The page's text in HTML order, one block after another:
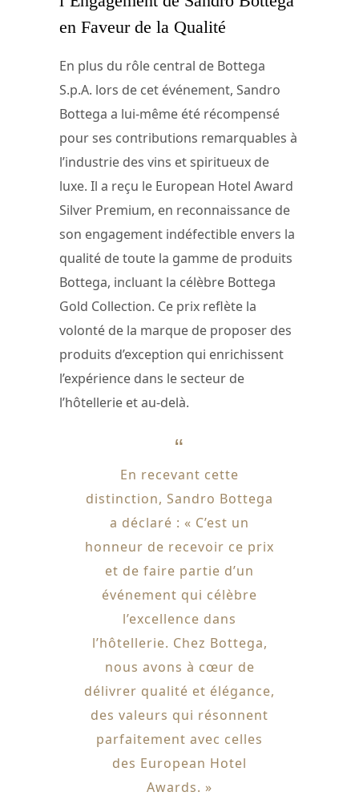
en Faveur de la Qualité
En plus du rôle central de Bottega
S.p.A. lors de cet événement, Sandro
Bottega a lui-même été récompensé
pour ses contributions remarquables à
l’industrie des vins et spiritueux de
luxe. Il a reçu le European Hotel Award
Silver Premium, en reconnaissance de
son engagement indéfectible envers la
qualité de toute la gamme de produits
Bottega, incluant la célèbre Bottega
Gold Collection. Ce prix reflète la
volonté de la marque de proposer des
produits d’exception qui enrichissent
l’expérience dans le secteur de
l’hôtellerie et au-delà.
En recevant cette
distinction, Sandro Bottega
a déclaré : « C’est un
honneur de recevoir ce prix
et de faire partie d’un
événement qui célèbre
l’excellence dans
l’hôtellerie. Chez Bottega,
nous avons à cœur de
délivrer qualité et élégance,
des valeurs qui résonnent
parfaitement avec celles
des European Hotel
Awards. »